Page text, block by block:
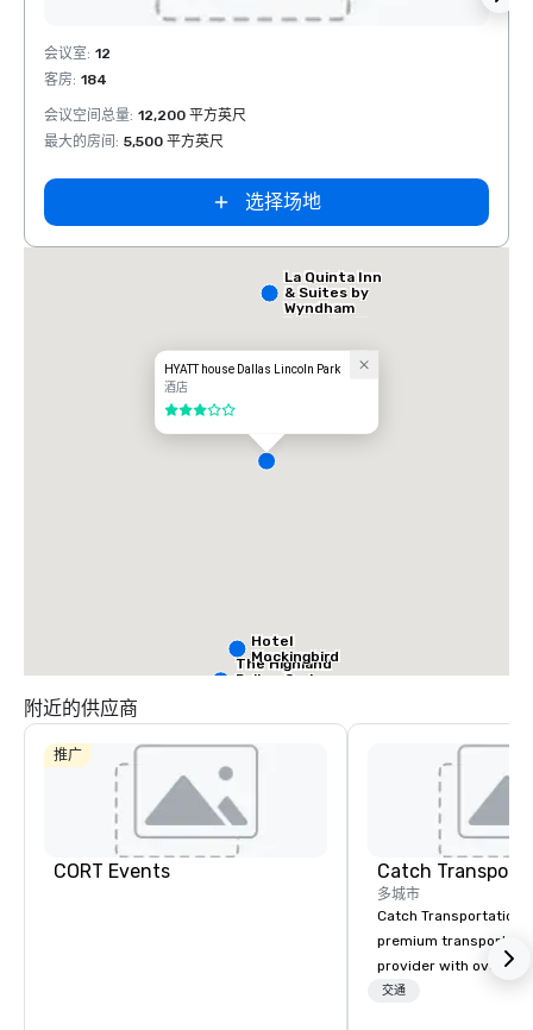
Removed from favorites
会议室: 12
客房: 184
会议空间总量: 12,200 平方英尺
最大的房间 : 5,500 平方英尺
选择场地
HYATT house Dallas Lincoln Park
酒店
3/5
The Highland
Dallas, Curio
La Quinta Inn
& Suites by
Wyndham
Dallas North
Hotel
Mockingbird
Extended
La Quinta Inn
by Wyndham
Dallas Uptown
附近的供应商
推广
CORT Events
多城市
Catch Transportation
premium
provider with over 20
experience. We offer
交通